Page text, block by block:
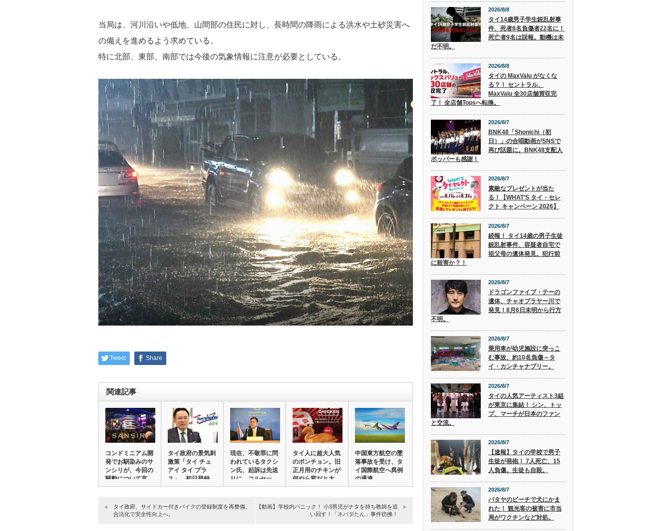
当局は、河川沿いや低地、山間部の住民に対し、長時間の降雨による洪水や土砂災害へ
の備えを進めるよう求めている。
特に北部、東部、南部では今後の気象情報に注意が必要としている。
Tweet Share
関連記事
コンドミニアム開
発でお馴染みのサ
ンシリが、今回の
騒動について言
及…
タイ政府の景気刺
激策「タイ チュ
アイ タイ プラ
ス」、初日登録
2…
現在、不敬罪に問
われているタクシ
ン氏、起訴は先送
りに。コルセッ
ト…
タイ人に超大人気
のボンチョン。旧
正月用のチキンが
何やら変だと大
炎…
中国東方航空の墜
落事故を受け、タ
イ国際航空へ異例
の通達。
タイ政府、サイドカー付きバイクの登録制度を再整備。
合法化で安全性向上へ。
【動画】学校内パニック！ 小3男児がナタを持ち教師を追
い回す！「ネバダたん」事件彷彿！
2026/8/8
タイ14歳男子学生銃乱射事
件、死者8名負傷者22名に！
死亡者9名は誤報。動機は未
だ不明。
2026/8/8
タイの MaxValu がなくな
る？！ セントラル、
MaxValu 全30店舗買収完
了！ 全店舗Topsへ転換。
2026/8/7
BNK48「Shonichi（初
日）」の合唱動画がSNSで
再び話題に。BNK48支配人
ポッパーも感謝！
2026/8/7
素敵なプレゼントが当た
る！【WHAT’S タイ・セレ
クト キャンペーン 2026】
2026/8/7
続報！ タイ14歳の男子生徒
銃乱射事件、容疑者自宅で
祖父母の遺体発見。犯行前
に殺害か？！
2026/8/7
ドラゴンファイブ・テーの
遺体、チャオプラヤー川で
発見！8月6日未明から行方
不明。
2026/8/7
乗用車が幼児施設に突っこ
む事故、約10名負傷～タ
イ・カンチャナブリー。
2026/8/7
タイの人気アーティスト3組
が東京に集結！ シン、トッ
プ、マーチが日本のファン
と交流。
2026/8/7
【速報】タイの学校で男子
生徒が発砲！ 7人死亡、15
人負傷。生徒も自殺。
2026/8/7
パタヤのビーチで犬にかま
れた！ 観光客の被害に市当
局がワクチンなど対処。